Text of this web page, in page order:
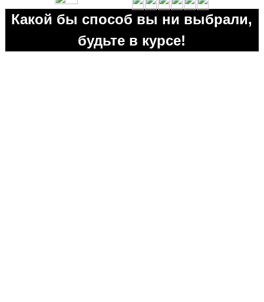
Какой бы способ вы ни выбрали,
будьте в курсе!